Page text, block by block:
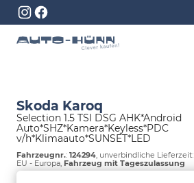
Skoda Karoq
Selection 1.5 TSI DSG AHK*Android
Auto*SHZ*Kamera*Keyless*PDC
v/h*Klimaauto*SUNSET*LED
Fahrzeugnr.: 124294, unverbindliche Lieferzeit:
EU - Europa, Fahrzeug mit Tageszulassung